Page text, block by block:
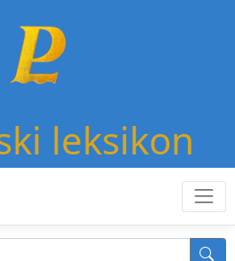
leksikon